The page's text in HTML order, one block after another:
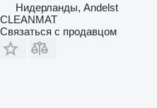
Нидерланды, Andelst
CLEANMAT
Связаться с продавцом